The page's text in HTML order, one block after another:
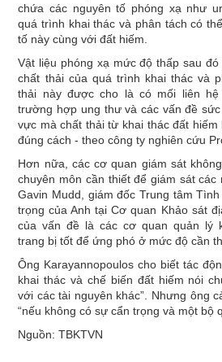
chứa các nguyên tố phóng xạ như
quá trình khai thác và phân tách có
tố này cùng với đất hiếm.
Vật liệu phóng xạ mức độ thấp sau
chất thải của quá trình khai thác và
thải này được cho là có mối liên
trường hợp ung thư và các vấn đề
vực mà chất thải từ khai thác đất
đúng cách - theo công ty nghiên cứu
Hơn nữa, các cơ quan giám sát
chuyên môn cần thiết để giám sát
Gavin Mudd, giám đốc Trung tâm
trọng của Anh tại Cơ quan Khảo sát
của vấn đề là các cơ quan quản lý
trang bị tốt để ứng phó ở mức độ cần
Ông Karayannopoulos cho biết tác
khai thác và chế biến đất hiếm nói
với các tài nguyên khác”. Nhưng ông
“nếu không có sự cẩn trọng và một bộ
Nguồn: TBKTVN